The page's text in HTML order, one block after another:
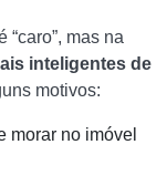
mas na
inteligentes de
motivos:
morar no imóvel